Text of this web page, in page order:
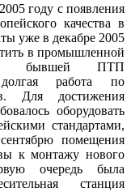
году с появления
качества в
уже в декабре 2005
в промышленной
бывшей ПТП
долгая работа по
Для достижения
оборудовать
стандартами,
помещения
к монтажу нового
очередь была
станция